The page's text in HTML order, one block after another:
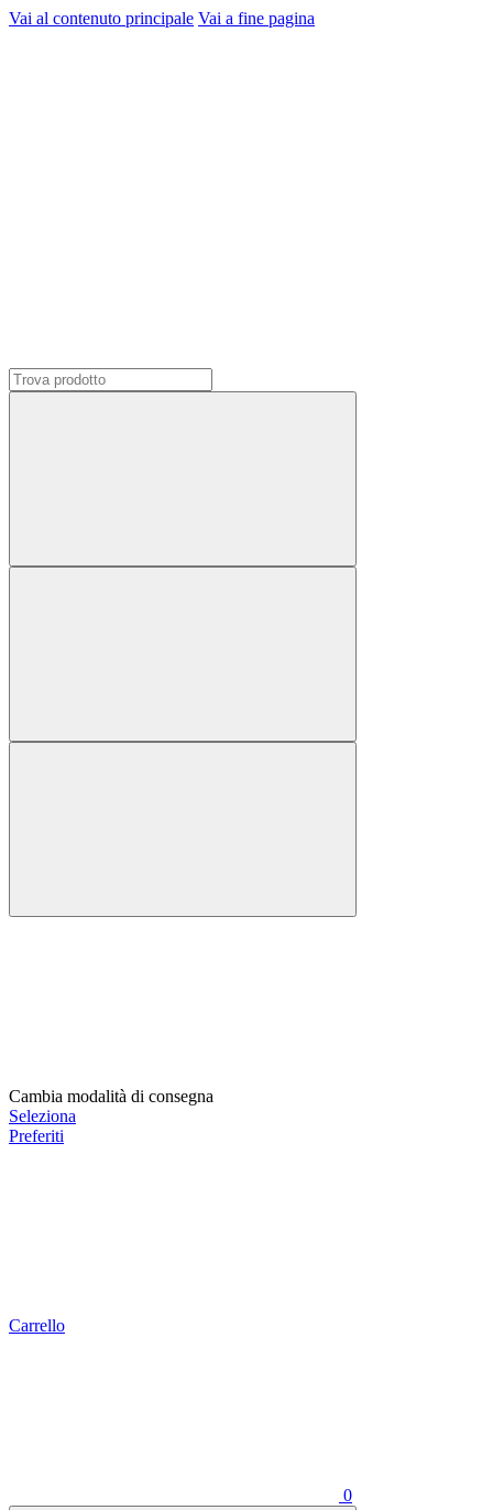
Vai al contenuto principale Vai a fine pagina
Cambia modalità di consegna
Seleziona
Preferiti
Carrello
0